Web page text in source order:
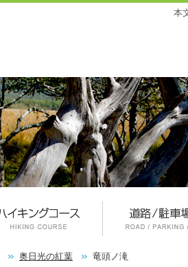
本
奥日光の紅葉 竜頭ノ滝